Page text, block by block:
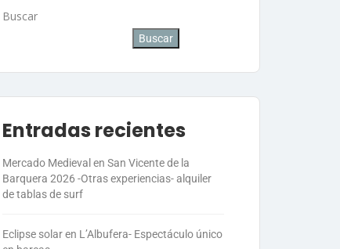
Buscar
Buscar
Entradas recientes
Mercado Medieval en San Vicente de la
Barquera 2026 -Otras experiencias- alquiler
de tablas de surf
Eclipse solar en L’Albufera- Espectáculo único